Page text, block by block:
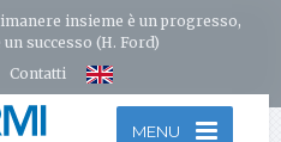
insieme è un progresso,
successo (H. Ford)
Contatti
MENU